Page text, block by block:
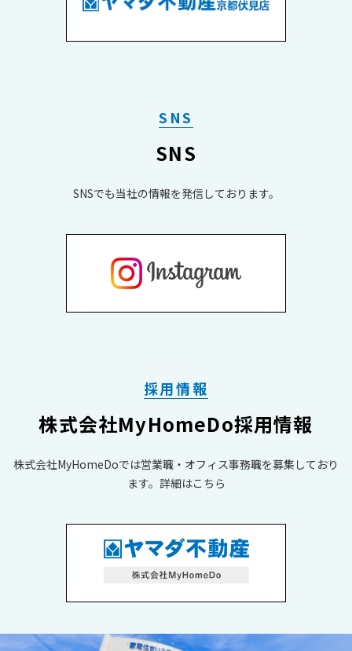
SNS
SNS
SNSでも当社の情報を発信しております。
採用情報
株式会社MyHomeDo採用情報
株式会社MyHomeDoでは営業職・オフィス事務職を募集しており
ます。詳細はこちら